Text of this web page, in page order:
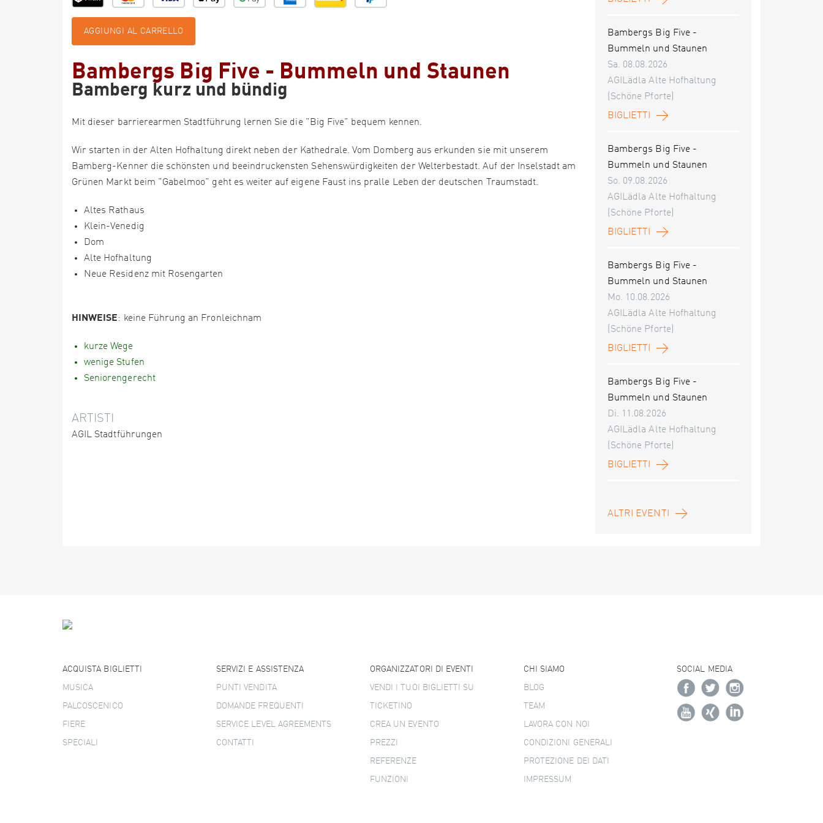
AGGIUNGI AL CARRELLO
Bambergs Big Five - Bummeln und Staunen
Bamberg kurz und bündig
Mit dieser barrierearmen Stadtführung lernen Sie die "Big Five" bequem kennen.
Wir starten in der Alten Hofhaltung direkt neben der Kathedrale. Vom Domberg aus erkunden sie mit unserem
Bamberg-Kenner die schönsten und beeindruckensten Sehenswürdigkeiten der Welterbestadt. Auf der Inselstadt am
Grünen Markt beim "Gabelmoo" geht es weiter auf eigene Faust ins pralle Leben der deutschen Traumstadt.
Altes Rathaus
Klein-Venedig
Dom
Alte Hofhaltung
Neue Residenz mit Rosengarten
HINWEISE: keine Führung an Fronleichnam
kurze Wege
wenige Stufen
Seniorengerecht
ARTISTI
AGIL Stadtführungen
Bambergs Big Five -
Bummeln und Staunen
Sa. 08.08.2026
AGILädla Alte Hofhaltung
(Schöne Pforte)
BIGLIETTI
Bambergs Big Five -
Bummeln und Staunen
So. 09.08.2026
AGILädla Alte Hofhaltung
(Schöne Pforte)
BIGLIETTI
Bambergs Big Five -
Bummeln und Staunen
Mo. 10.08.2026
AGILädla Alte Hofhaltung
(Schöne Pforte)
BIGLIETTI
Bambergs Big Five -
Bummeln und Staunen
Di. 11.08.2026
AGILädla Alte Hofhaltung
(Schöne Pforte)
BIGLIETTI
ALTRI EVENTI
ACQUISTA BIGLIETTI
MUSICA
PALCOSCENICO
FIERE
SPECIALI
SERVIZI E ASSISTENZA
PUNTI VENDITA
DOMANDE FREQUENTI
SERVICE LEVEL AGREEMENTS
CONTATTI
ORGANIZZATORI DI EVENTI
VENDI I TUOI BIGLIETTI SU
TICKETINO
CREA UN EVENTO
PREZZI
REFERENZE
FUNZIONI
CHI SIAMO
BLOG
TEAM
LAVORA CON NOI
CONDIZIONI GENERALI
PROTEZIONE DEI DATI
IMPRESSUM
SOCIAL MEDIA